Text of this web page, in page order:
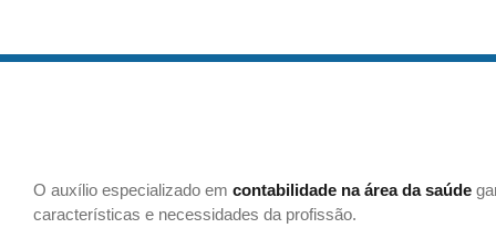
O auxílio especializado em contabilidade na área da saúde
características e necessidades da profissão.